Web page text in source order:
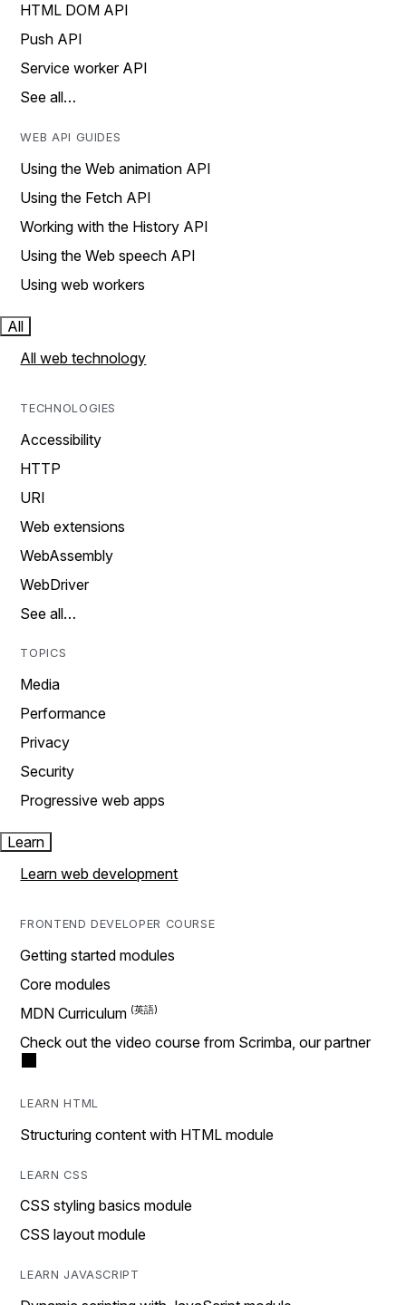
HTML DOM API
Push API
Service worker API
See all…
WEB API GUIDES
Using the Web animation API
Using the Fetch API
Working with the History API
Using the Web speech API
Using web workers
All
All web technology
TECHNOLOGIES
Accessibility
HTTP
URI
Web extensions
WebAssembly
WebDriver
See all…
TOPICS
Media
Performance
Privacy
Security
Progressive web apps
Learn
Learn web development
FRONTEND DEVELOPER COURSE
Getting started modules
Core modules
MDN Curriculum
Check out the video course from Scrimba, our partner
LEARN HTML
Structuring content with HTML module
LEARN CSS
CSS styling basics module
CSS layout module
LEARN JAVASCRIPT